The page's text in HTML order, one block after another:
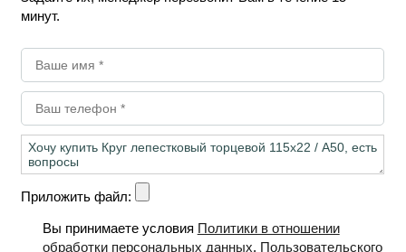
минут.
Приложить файл:
Вы принимаете условия Политики в отношении
обработки персональных данных, Пользовательского